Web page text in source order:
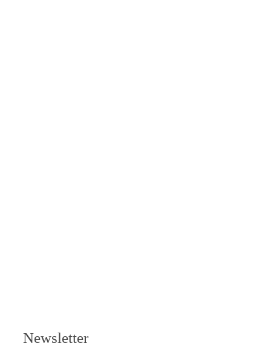
Newsletter